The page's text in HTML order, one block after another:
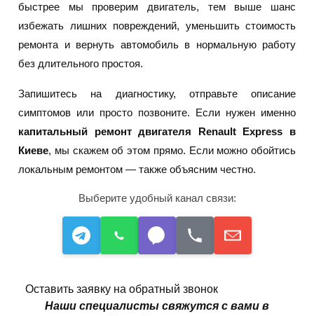
быстрее мы проверим двигатель, тем выше шанс
избежать лишних повреждений, уменьшить стоимость
ремонта и вернуть автомобиль в нормальную работу
без длительного простоя.
Запишитесь на диагностику, отправьте описание
симптомов или просто позвоните. Если нужен именно
капитальный ремонт двигателя Renault Express в
Киеве, мы скажем об этом прямо. Если можно обойтись
локальным ремонтом — также объясним честно.
Выберите удобный канал связи:
Оставить заявку на обратный звонок
Наши специалисты свяжутся с вами в